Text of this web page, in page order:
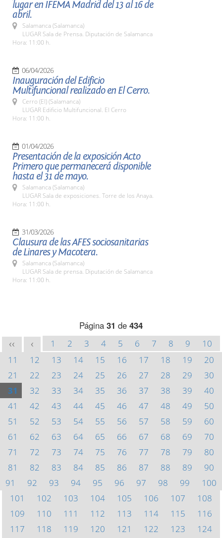
lugar en IFEMA Madrid del 13 al 16 de
abril.
Salamanca (Salamanca)
LUGAR Sala de Prensa. Diputación de Salamanca
Hora: 11:00 h.
06/04/2026
Inauguración del Edificio
Multifuncional realizado en El Cerro.
Cerro (El) (Salamanca)
LUGAR Edificio Multifuncional. El Cerro
Hora: 11:00 h.
01/04/2026
Presentación de la exposición Acto
Primero que permanecerá disponible
hasta el 31 de mayo.
Salamanca (Salamanca)
LUGAR Sala de exposiciones. Torre de los Anaya.
Hora: 11:00 h.
31/03/2026
Clausura de las AFES sociosanitarias
de Linares y Macotera.
Salamanca (Salamanca)
LUGAR Sala de prensa. Diputación de Salamanca
Hora: 11:00 h.
Página 31 de 434
<< < 1 2 3 4 5 6 7 8 9
10
11
12 13 14 15 16 17 18 19
20
21
22 23 24 25 26 27 28 29
30
31
32 33 34 35 36 37 38 39
40
41
42 43 44 45 46 47 48 49
50
51
52 53 54 55 56 57 58 59
60
61
62 63 64 65 66 67 68 69
70
71
72 73 74 75 76 77 78 79
80
81
82 83 84 85 86 87 88 89
90
91
92 93 94 95 96 97 98 99
100
101
102 103 104 105 106 107
108
109
110 111 112 113 114 115
116
117
118 119 120 121 122 123
124